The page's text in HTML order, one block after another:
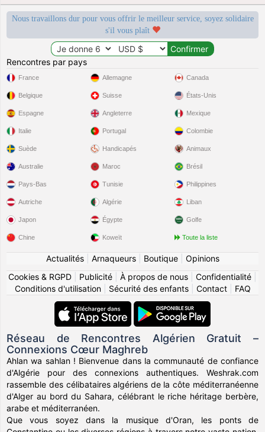
Nous travaillons dur pour vous offrir le meilleur service, soyez solidaire
s'il vous plaît
Rencontres par pays
France
Belgique
Espagne
Italie
Suède
Allemagne
Suisse
Angleterre
Portugal
Handicapés
Canada
États-Unis
Mexique
Colombie
Animaux
Australie
Pays-Bas
Autriche
Japon
Chine
Maroc
Tunisie
Algérie
Égypte
Koweït
Brésil
Philippines
Liban
Golfe
Toute la liste
Actualités| Arnaqueurs| Boutique| Opinions
Cookies & RGPD
Publicité À propos de nous Confidentialité
Conditions d'utilisation| Sécurité des enfants| Contact| FAQ
Réseau de Rencontres Algérien Gratuit –
Connexions Cœur Maghreb
Ahlan wa sahlan ! Bienvenue dans la communauté de confiance
d'Algérie pour des connexions authentiques. Weshrak.com
rassemble des célibataires algériens de la côte méditerranéenne
d'Alger au bord du Sahara, célébrant le riche héritage berbère,
arabe et méditerranéen.
Que vous soyez dans la musique d'Oran, les ponts de